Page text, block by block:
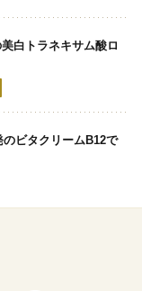
白トラネキサム酸ロ
ビタクリームB12で